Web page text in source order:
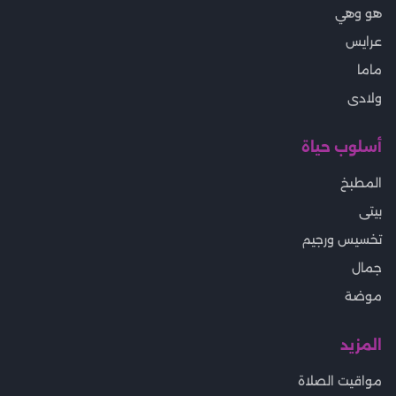
هو وهي
عرايس
ماما
ولادى
أسلوب حياة
المطبخ
بيتى
تخسيس ورجيم
جمال
موضة
المزيد
مواقيت الصلاة